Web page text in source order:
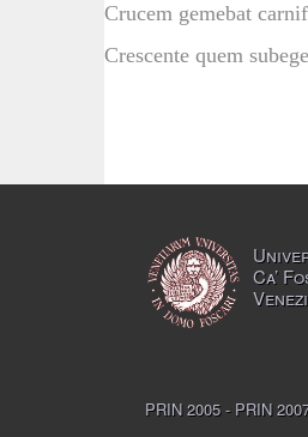
Crucem gemebat
Crescente quem
Ca’
PRIN 2005 - PRIN